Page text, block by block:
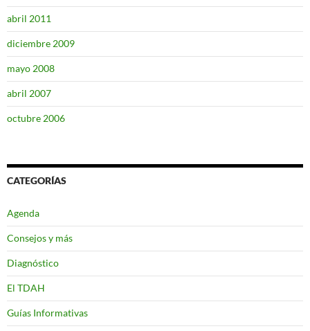
abril 2011
diciembre 2009
mayo 2008
abril 2007
octubre 2006
CATEGORÍAS
Agenda
Consejos y más
Diagnóstico
El TDAH
Guías Informativas